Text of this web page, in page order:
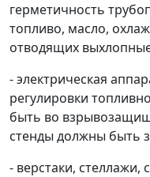
герметичность
топливо, масло,
отводящих
- электрическая
регулировки
быть во
стенды должны быть
- верстаки, стеллажи,